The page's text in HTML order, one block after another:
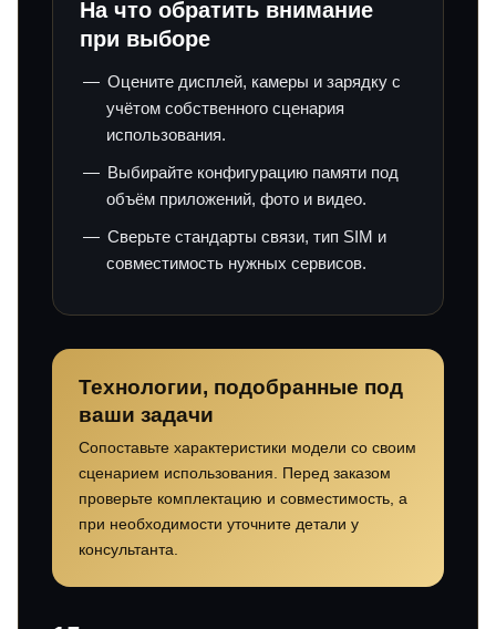
На что обратить внимание
при выборе
Оцените дисплей, камеры и зарядку с
учётом собственного сценария
использования.
Выбирайте конфигурацию памяти под
объём приложений, фото и видео.
Сверьте стандарты связи, тип SIM и
совместимость нужных сервисов.
Технологии, подобранные под
ваши задачи
Сопоставьте характеристики модели со своим
сценарием использования. Перед заказом
проверьте комплектацию и совместимость, а
при необходимости уточните детали у
консультанта.